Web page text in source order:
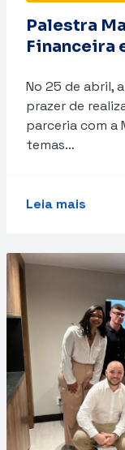
Palestra
Financeira
No 25 de abril,
prazer de
parceria com a
temas…
Leia mais